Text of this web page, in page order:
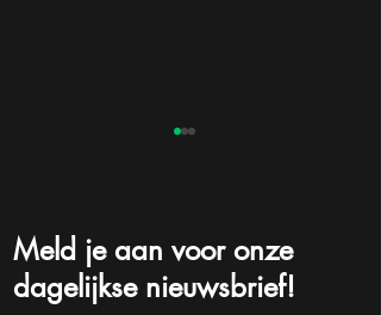
Meld je aan voor onze
dagelijkse nieuwsbrief!